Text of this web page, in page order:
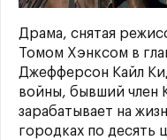
Драма, снятая
Томом Хэнксом в
Джефферсон Кайл
войны, бывший член
зарабатывает на
городках по десять